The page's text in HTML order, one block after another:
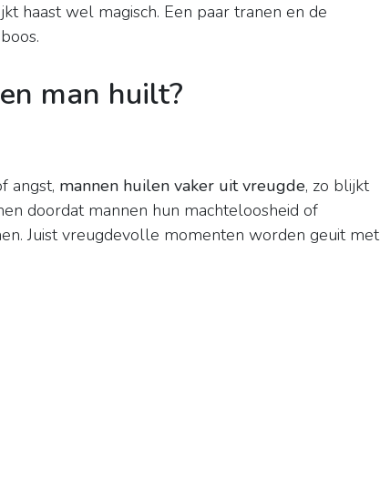
haast wel magisch. Een paar tranen en de
man huilt?
angst, mannen huilen vaker uit vreugde, zo blijkt
doordat mannen hun machteloosheid of
Juist vreugdevolle momenten worden geuit met